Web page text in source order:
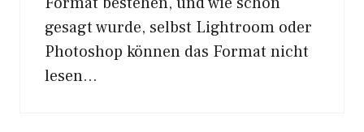
gesagt wurde, selbst Lightroom oder
Photoshop können das Format nicht
lesen…